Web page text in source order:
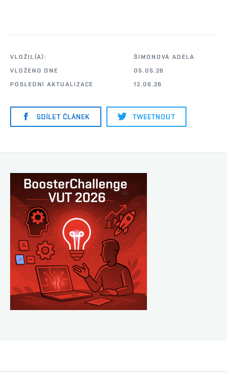
VLOŽIL(A):
ŠIMONOVÁ ADÉLA
VLOŽENO DNE
05.05.26
POSLEDNÍ AKTUALIZACE
12.06.26
SDÍLET ČLÁNEK TWEETNOUT